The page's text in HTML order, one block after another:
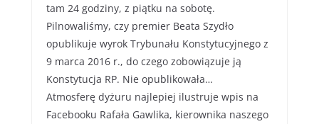
tam 24 godziny, z piątku na sobotę.
Pilnowaliśmy, czy premier Beata Szydło
opublikuje wyrok Trybunału Konstytucyjnego z
9 marca 2016 r., do czego zobowiązuje ją
Konstytucja RP. Nie opublikowała…
Atmosferę dyżuru najlepiej ilustruje wpis na
Facebooku Rafała Gawlika, kierownika naszego